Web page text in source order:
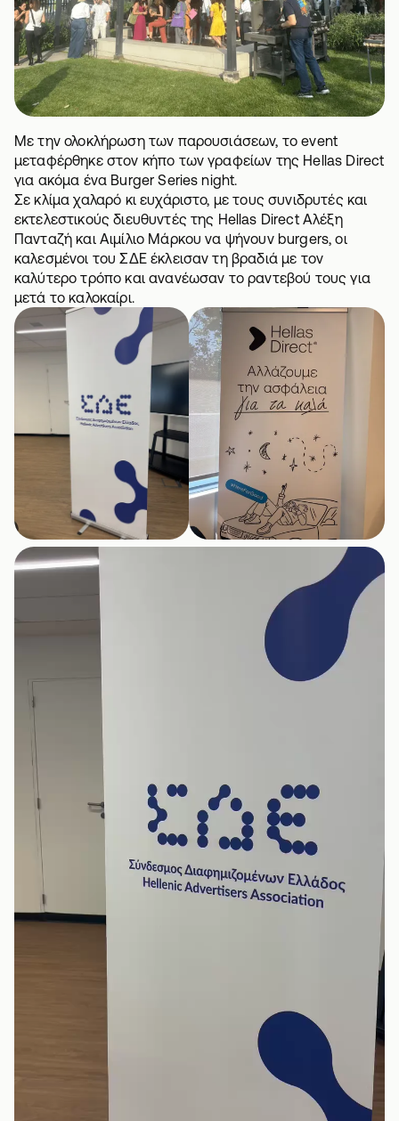
Με την ολοκλήρωση των παρουσιάσεων, το event
μεταφέρθηκε στον κήπο των γραφείων της Hellas Direct
για ακόμα ένα Burger Series night.
Σε κλίμα χαλαρό κι ευχάριστο, με τους συνιδρυτές και
εκτελεστικούς διευθυντές της Hellas Direct Αλέξη
Πανταζή και Αιμίλιο Μάρκου να ψήνουν burgers, οι
καλεσμένοι του ΣΔΕ έκλεισαν τη βραδιά με τον
καλύτερο τρόπο και ανανέωσαν το ραντεβού τους για
μετά το καλοκαίρι.